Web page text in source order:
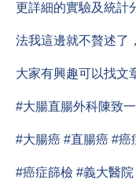
更詳細的實驗及統計
法我這邊就不贅述了，
大家有興趣可以找文
#大腸直腸外科陳致
#大腸癌 #直腸癌 #癌
#癌症篩檢 #義大醫